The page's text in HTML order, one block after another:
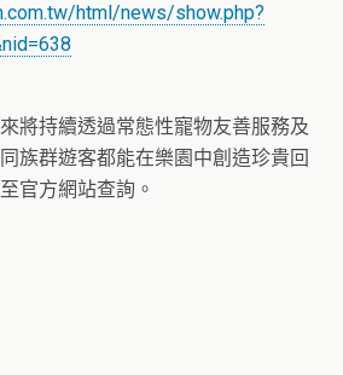
html/news/show.php?
將持續透過常態性寵物友善服務及
族群遊客都能在樂園中創造珍貴回
官方網站查詢。